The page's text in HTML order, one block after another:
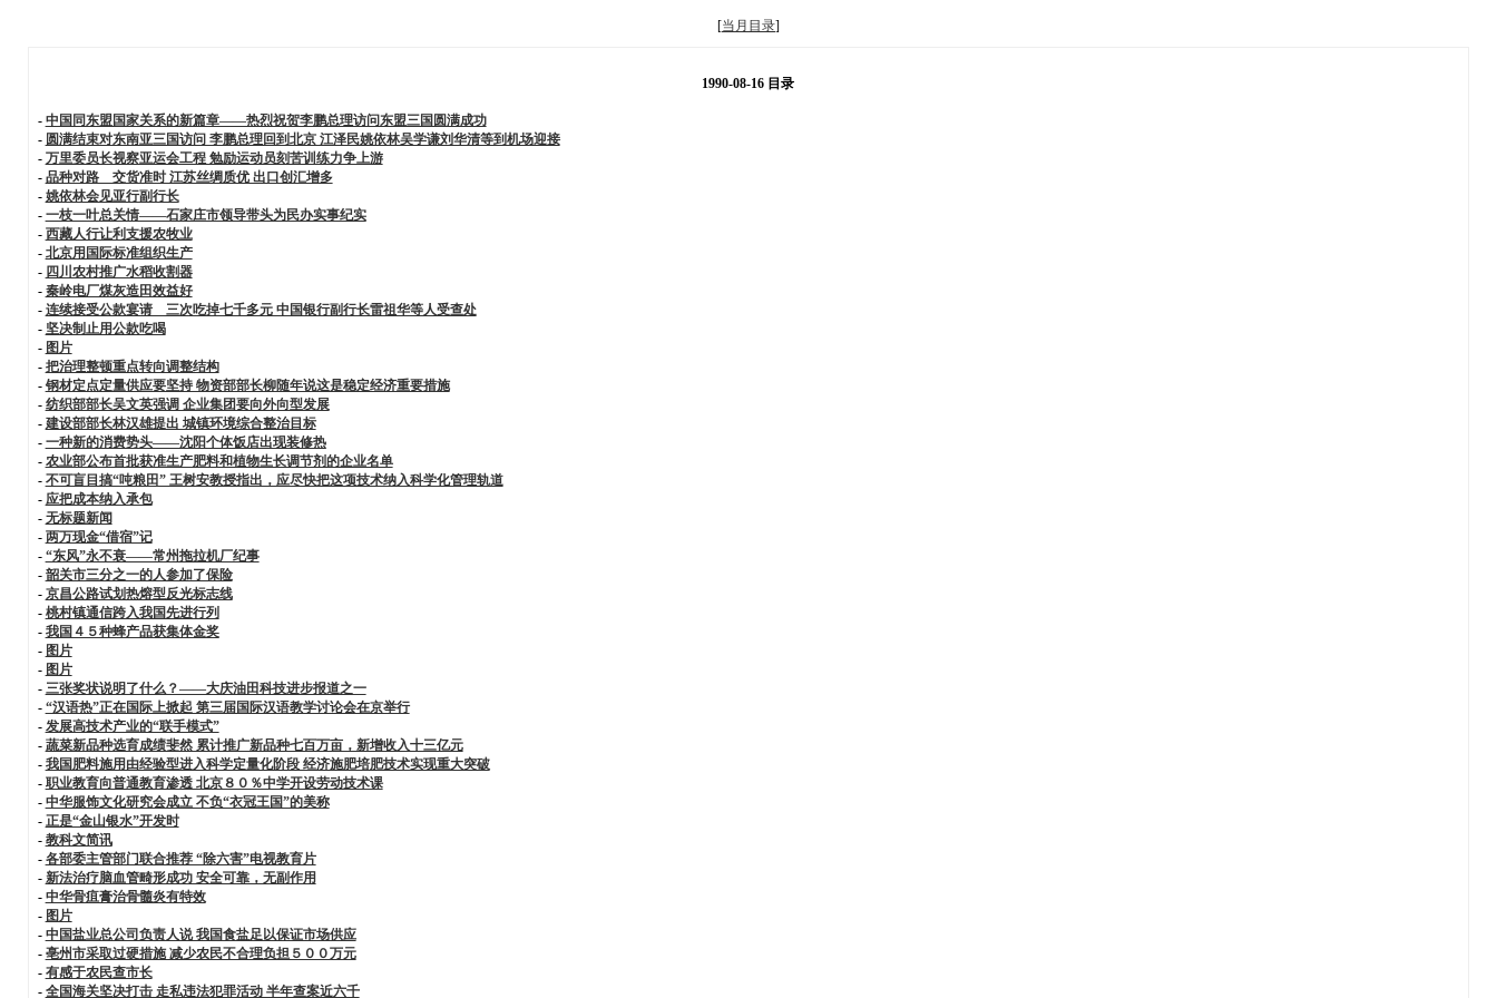
[当月目录]
1990-08-16 目录
- 中国同东盟国家关系的新篇章——热烈祝贺李鹏总理访问东盟三国圆满成功
- 圆满结束对东南亚三国访问 李鹏总理回到北京 江泽民姚依林吴学谦刘华清等到机场迎接
- 万里委员长视察亚运会工程 勉励运动员刻苦训练力争上游
- 品种对路 交货准时 江苏丝绸质优 出口创汇增多
- 姚依林会见亚行副行长
- 一枝一叶总关情——石家庄市领导带头为民办实事纪实
- 西藏人行让利支援农牧业
- 北京用国际标准组织生产
- 四川农村推广水稻收割器
- 秦岭电厂煤灰造田效益好
- 连续接受公款宴请 三次吃掉七千多元 中国银行副行长雷祖华等人受查处
- 坚决制止用公款吃喝
- 图片
- 把治理整顿重点转向调整结构
- 钢材定点定量供应要坚持 物资部部长柳随年说这是稳定经济重要措施
- 纺织部部长吴文英强调 企业集团要向外向型发展
- 建设部部长林汉雄提出 城镇环境综合整治目标
- 一种新的消费势头——沈阳个体饭店出现装修热
- 农业部公布首批获准生产肥料和植物生长调节剂的企业名单
- 不可盲目搞“吨粮田” 王树安教授指出，应尽快把这项技术纳入科学化管理轨道
- 应把成本纳入承包
- 无标题新闻
- 两万现金“借宿”记
- “东风”永不衰——常州拖拉机厂纪事
- 韶关市三分之一的人参加了保险
- 京昌公路试划热熔型反光标志线
- 桃村镇通信跨入我国先进行列
- 我国４５种蜂产品获集体金奖
- 图片
- 图片
- 三张奖状说明了什么？——大庆油田科技进步报道之一
- “汉语热”正在国际上掀起 第三届国际汉语教学讨论会在京举行
- 发展高技术产业的“联手模式”
- 蔬菜新品种选育成绩斐然 累计推广新品种七百万亩，新增收入十三亿元
- 我国肥料施用由经验型进入科学定量化阶段 经济施肥培肥技术实现重大突破
- 职业教育向普通教育渗透 北京８０％中学开设劳动技术课
- 中华服饰文化研究会成立 不负“衣冠王国”的美称
- 正是“金山银水”开发时
- 教科文简讯
- 各部委主管部门联合推荐 “除六害”电视教育片
- 新法治疗脑血管畸形成功 安全可靠，无副作用
- 中华骨疽膏治骨髓炎有特效
- 图片
- 中国盐业总公司负责人说 我国食盐足以保证市场供应
- 亳州市采取过硬措施 减少农民不合理负担５００万元
- 有感于农民查市长
- 全国海关坚决打击 走私违法犯罪活动 半年查案近六千